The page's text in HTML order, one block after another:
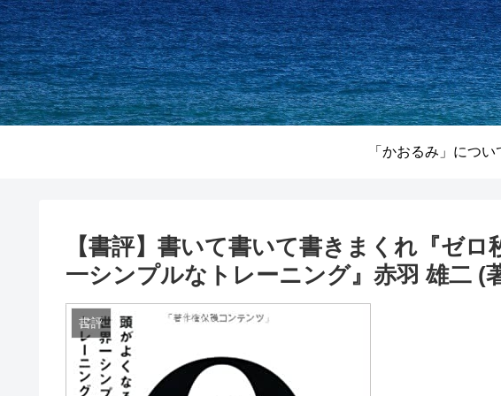
「かおるみ」につい
【書評】書いて書いて書きまくれ『ゼ
一シンプルなトレーニング』赤羽 雄二 (
書評